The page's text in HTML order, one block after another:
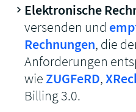
Elektronische
versenden und
Rechnungen, die
Anforderungen
wie ZUGFeRD,
Billing 3.0.